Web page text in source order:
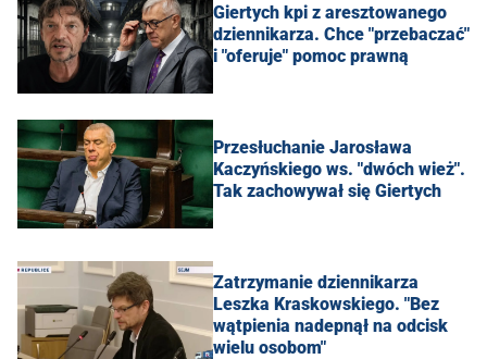
Giertych kpi z aresztowanego
dziennikarza. Chce "przebaczać"
i "oferuje" pomoc prawną
Przesłuchanie Jarosława
Kaczyńskiego ws. "dwóch wież".
Tak zachowywał się Giertych
Zatrzymanie dziennikarza
Leszka Kraskowskiego. "Bez
wątpienia nadepnął na odcisk
wielu osobom"